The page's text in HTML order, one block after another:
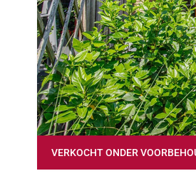
VERKOCHT ONDER